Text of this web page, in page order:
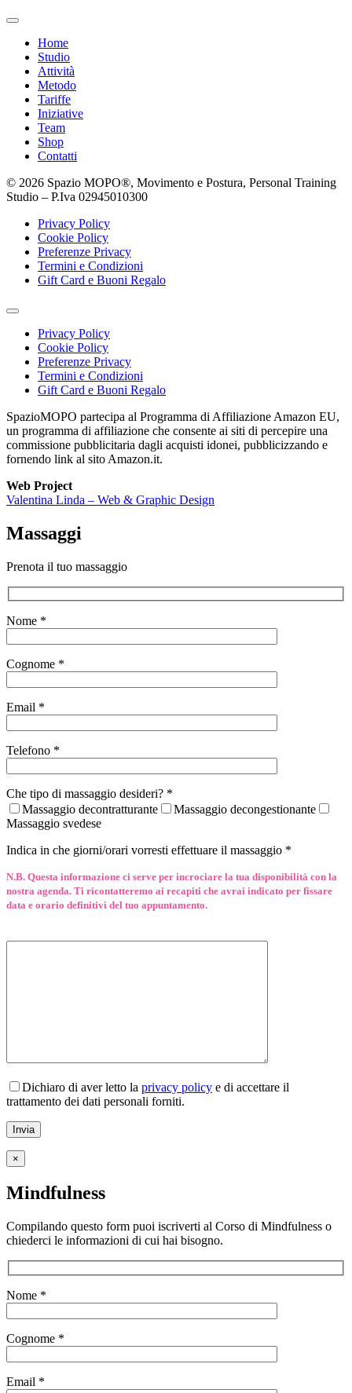
Home
Studio
Attività
Metodo
Tariffe
Iniziative
Team
Shop
Contatti
© 2026 Spazio MOPO®, Movimento e Postura, Personal Training
Studio – P.Iva 0​2945010300
Privacy Policy
Cookie Policy
Preferenze Privacy
Termini e Condizioni
Gift Card e Buoni Regalo
Privacy Policy
Cookie Policy
Preferenze Privacy
Termini e Condizioni
Gift Card e Buoni Regalo
SpazioMOPO partecipa al Programma di Affiliazione Amazon EU,
un programma di affiliazione che consente ai siti di percepire una
commissione pubblicitaria dagli acquisti idonei, pubblicizzando e
fornendo link al sito Amazon.it.
Web Project
Valentina Linda – Web & Graphic Design
Massaggi
Prenota il tuo massaggio
Nome *
Cognome *
Email *
Telefono *
Che tipo di massaggio desideri? *
Massaggio decontratturante
Massaggio decongestionante
Massaggio svedese
Indica in che giorni/orari vorresti effettuare il massaggio *
N.B. Questa informazione ci serve per incrociare la tua disponibilità con la
nostra agenda. Ti ricontatteremo ai recapiti che avrai indicato per fissare
data e orario definitivi del tuo appuntamento.
Dichiaro di aver letto la privacy policy e di accettare il
trattamento dei dati personali forniti.
×
Mindfulness
Compilando questo form puoi iscriverti al Corso di Mindfulness o
chiederci le informazioni di cui hai bisogno.
Nome *
Cognome *
Email *